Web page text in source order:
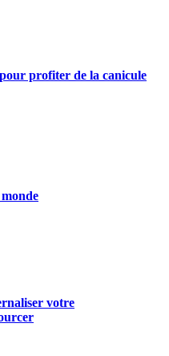
profiter de la canicule
votre